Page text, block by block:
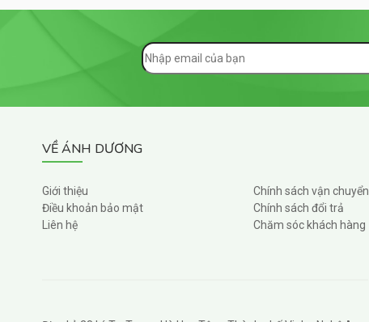
VỀ ÁNH DƯƠNG
Giới thiệu
Điều khoản bảo mật
Liên hệ
Chính sách vận chuyển
Chính sách đổi trả
Chăm sóc khách hàng